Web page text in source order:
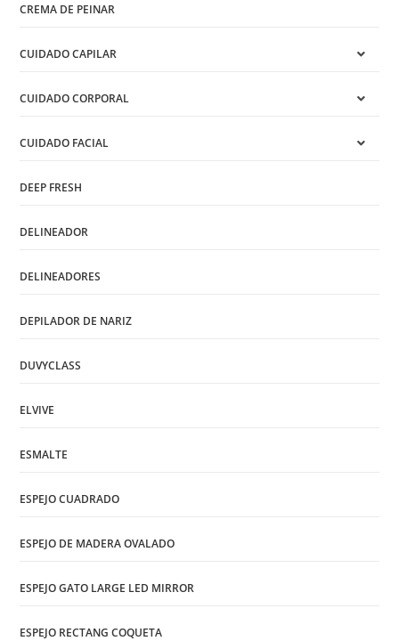
CREMA DE PEINAR
CUIDADO CAPILAR
CUIDADO CORPORAL
CUIDADO FACIAL
DEEP FRESH
DELINEADOR
DELINEADORES
DEPILADOR DE NARIZ
DUVYCLASS
ELVIVE
ESMALTE
ESPEJO CUADRADO
ESPEJO DE MADERA OVALADO
ESPEJO GATO LARGE LED MIRROR
ESPEJO RECTANG COQUETA